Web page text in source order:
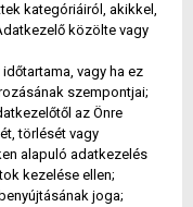
kategóriáiról, akikkel,
közölte vagy
vagy ha ez
szempontjai;
az Önre
törlését vagy
alapuló adatkezelés
kezelése ellen;
joga;